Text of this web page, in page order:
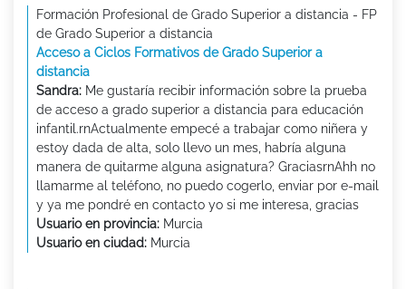
Formación Profesional de Grado Superior a distancia - FP
de Grado Superior a distancia
Acceso a Ciclos Formativos de Grado Superior a
distancia
Sandra: Me gustaría recibir información sobre la prueba
de acceso a grado superior a distancia para educación
infantil.rnActualmente empecé a trabajar como niñera y
estoy dada de alta, solo llevo un mes, habría alguna
manera de quitarme alguna asignatura? GraciasrnAhh no
llamarme al teléfono, no puedo cogerlo, enviar por e-mail
y ya me pondré en contacto yo si me interesa, gracias
Usuario en provincia: Murcia
Usuario en ciudad: Murcia